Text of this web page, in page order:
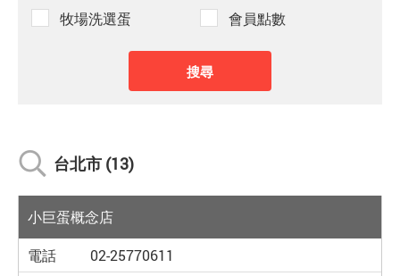
牧場洗選蛋
會員點數
搜尋
台北市 (13)
小巨蛋概念店
02-25770611